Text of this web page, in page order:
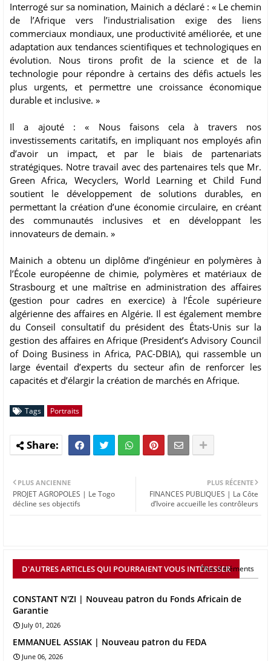
Interrogé sur sa nomination, Mainich a déclaré : « Le chemin
de l’Afrique vers l’industrialisation exige des liens
commerciaux mondiaux, une productivité améliorée, et une
adaptation aux tendances scientifiques et technologiques en
évolution. Nous tirons profit de la science et de la
technologie pour répondre à certains des défis actuels les
plus urgents, et permettre une croissance économique
durable et inclusive. »
Il a ajouté : « Nous faisons cela à travers nos
investissements caritatifs, en impliquant nos employés afin
d’avoir un impact, et par le biais de partenariats
stratégiques. Notre travail avec des partenaires tels que Mr.
Green Africa, Wecyclers, World Learning et Child Fund
soutient le développement de solutions durables, en
permettant la création d’une économie circulaire, en créant
des communautés inclusives et en développant les
innovateurs de demain. »
Mainich a obtenu un diplôme d’ingénieur en polymères à
l’École européenne de chimie, polymères et matériaux de
Strasbourg et une maîtrise en administration des affaires
(gestion pour cadres en exercice) à l’École supérieure
algérienne des affaires en Algérie. Il est également membre
du Conseil consultatif du président des États-Unis sur la
gestion des affaires en Afrique (President’s Advisory Council
of Doing Business in Africa, PAC-DBIA), qui rassemble un
large éventail d’experts du secteur afin de renforcer les
capacités et d’élargir la création de marchés en Afrique.
Tags Portraits
PLUS RÉCENTE
FINANCES PUBLIQUES | La Côte
d’Ivoire accueille les contrôleurs
PLUS ANCIENNE
PROJET AGROPOLES | Le Togo
décline ses objectifs
D'AUTRES ARTICLES QUI POURRAIENT VOUS INTÉRESSER
Plus d'éléments
CONSTANT N'ZI | Nouveau patron du Fonds Africain de
Garantie
July 01, 2026
EMMANUEL ASSIAK | Nouveau patron du FEDA
June 06, 2026